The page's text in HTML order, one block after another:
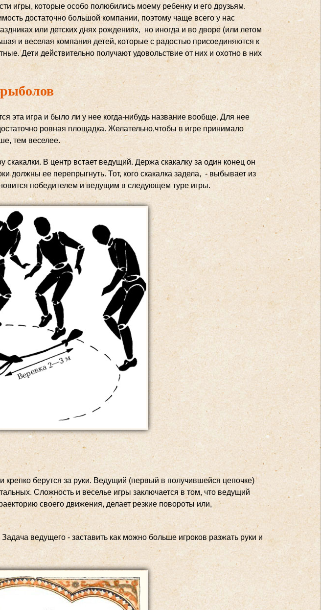
игры, которые особо полюбились моему ребенку и его друзьям.
достаточно большой компании, поэтому чаще всего у нас
или детских днях рождениях, но иногда и во дворе (или летом
и веселая компания детей, которые с радостью присоединяются к
Дети действительно получают удовольствие от них и охотно в них
эта игра и было ли у нее когда-нибудь название вообще. Для нее
ровная площадка. Желательно,чтобы в игре принимало
тем веселее.
скакалки. В центр встает ведущий. Держа скакалку за один конец он
должны ее перепрыгнуть. Тот, кого скакалка задела, - выбывает из
победителем и ведущим в следующем туре игры.
крепко берутся за руки. Ведущий (первый в получившейся цепочке)
Сложность и веселье игры заключается в том, что ведущий
своего движения, делает резкие повороты или,
ведущего - заставить как можно больше игроков разжать руки и